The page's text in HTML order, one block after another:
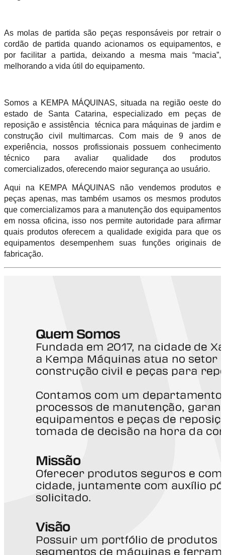
As molas de partida são peças responsáveis por retrair o
cordão de partida quando acionamos os equipamentos, e
por facilitar a partida, deixando a mesma mais “macia”,
melhorando a vida útil do equipamento.
Somos a KEMPA MÁQUINAS, situada na região oeste do
estado de Santa Catarina, especializado em peças de
reposição e assistência técnica para máquinas de jardim e
construção civil multimarcas. Com mais de 9 anos de
experiência, nossos profissionais possuem conhecimento
técnico para avaliar qualidade dos produtos
comercializados, oferecendo maior segurança ao usuário.
Aqui na KEMPA MÁQUINAS não vendemos produtos e
peças apenas, mas também usamos os mesmos produtos
que comercializamos para a manutenção dos equipamentos
em nossa oficina, isso nos permite autoridade para afirmar
quais produtos oferecem a qualidade exigida para que os
equipamentos desempenhem suas funções originais de
fabricação.